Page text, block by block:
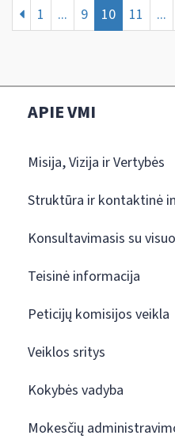
1 ... 9 10 11 ...
APIE VMI
Misija, Vizija ir Vertybės
Struktūra ir kontaktinė
Konsultavimasis su
Teisinė informacija
Peticijų komisijos veikla
Veiklos sritys
Kokybės vadyba
Mokesčių